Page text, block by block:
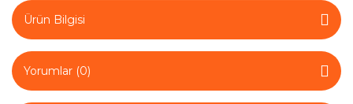
Ürün Bilgisi
Yorumlar (0)